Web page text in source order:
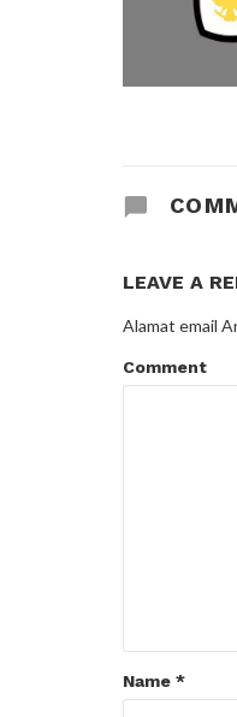
LEAVE A
Alamat email
Comment
Name *